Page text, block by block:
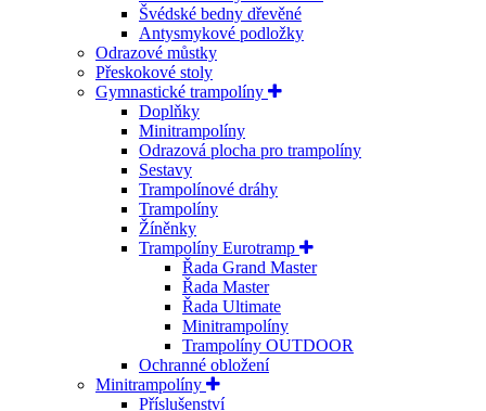
Švédské bedny dřevěné
Antysmykové podložky
Odrazové můstky
Přeskokové stoly
Gymnastické trampolíny
Doplňky
Minitrampolíny
Odrazová plocha pro trampolíny
Sestavy
Trampolínové dráhy
Trampolíny
Žíněnky
Trampolíny Eurotramp
Řada Grand Master
Řada Master
Řada Ultimate
Minitrampolíny
Trampolíny OUTDOOR
Ochranné obložení
Minitrampolíny
Příslušenství